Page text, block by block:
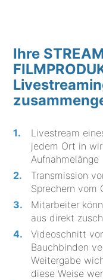
Ihre
Livestream
jedem Ort in
Aufnahmelänge
Transmission
Sprechern vom
Mitarbeiter
aus direkt
Videoschnitt
Bauchbinden
Weitergabe
diese Weise